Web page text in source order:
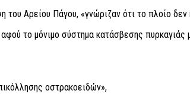
του Αρείου Πάγου, «γνώριζαν ότι το πλοίο
το μόνιμο σύστημα κατάσβεσης
οστρακοειδών»,